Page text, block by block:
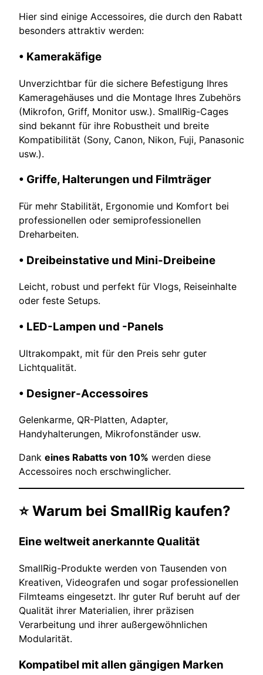
Hier sind einige Accessoires, die durch den Rabatt
besonders attraktiv werden:
• Kamerakäfige
Unverzichtbar für die sichere Befestigung Ihres
Kameragehäuses und die Montage Ihres Zubehörs
(Mikrofon, Griff, Monitor usw.). SmallRig-Cages
sind bekannt für ihre Robustheit und breite
Kompatibilität (Sony, Canon, Nikon, Fuji, Panasonic
usw.).
• Griffe, Halterungen und Filmträger
Für mehr Stabilität, Ergonomie und Komfort bei
professionellen oder semiprofessionellen
Dreharbeiten.
• Dreibeinstative und Mini-Dreibeine
Leicht, robust und perfekt für Vlogs, Reiseinhalte
oder feste Setups.
• LED-Lampen und -Panels
Ultrakompakt, mit für den Preis sehr guter
Lichtqualität.
• Designer-Accessoires
Gelenkarme, QR-Platten, Adapter,
Handyhalterungen, Mikrofonständer usw.
Dank eines Rabatts von 10% werden diese
Accessoires noch erschwinglicher.
⭐ Warum bei SmallRig kaufen?
Eine weltweit anerkannte Qualität
SmallRig-Produkte werden von Tausenden von
Kreativen, Videografen und sogar professionellen
Filmteams eingesetzt. Ihr guter Ruf beruht auf der
Qualität ihrer Materialien, ihrer präzisen
Verarbeitung und ihrer außergewöhnlichen
Modularität.
Kompatibel mit allen gängigen Marken